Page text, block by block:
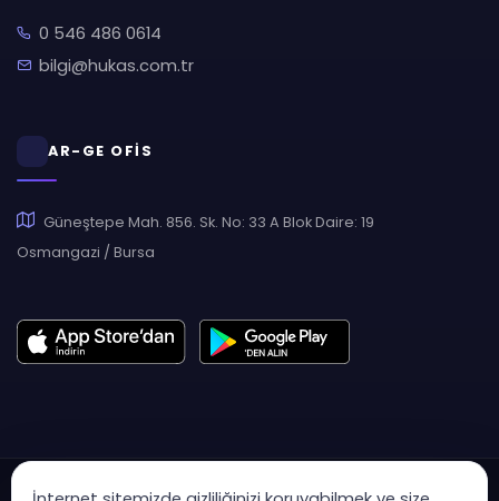
0 546 486 0614
bilgi@hukas.com.tr
AR-GE OFİS
Güneştepe Mah. 856. Sk. No: 33 A Blok Daire: 19
Osmangazi / Bursa